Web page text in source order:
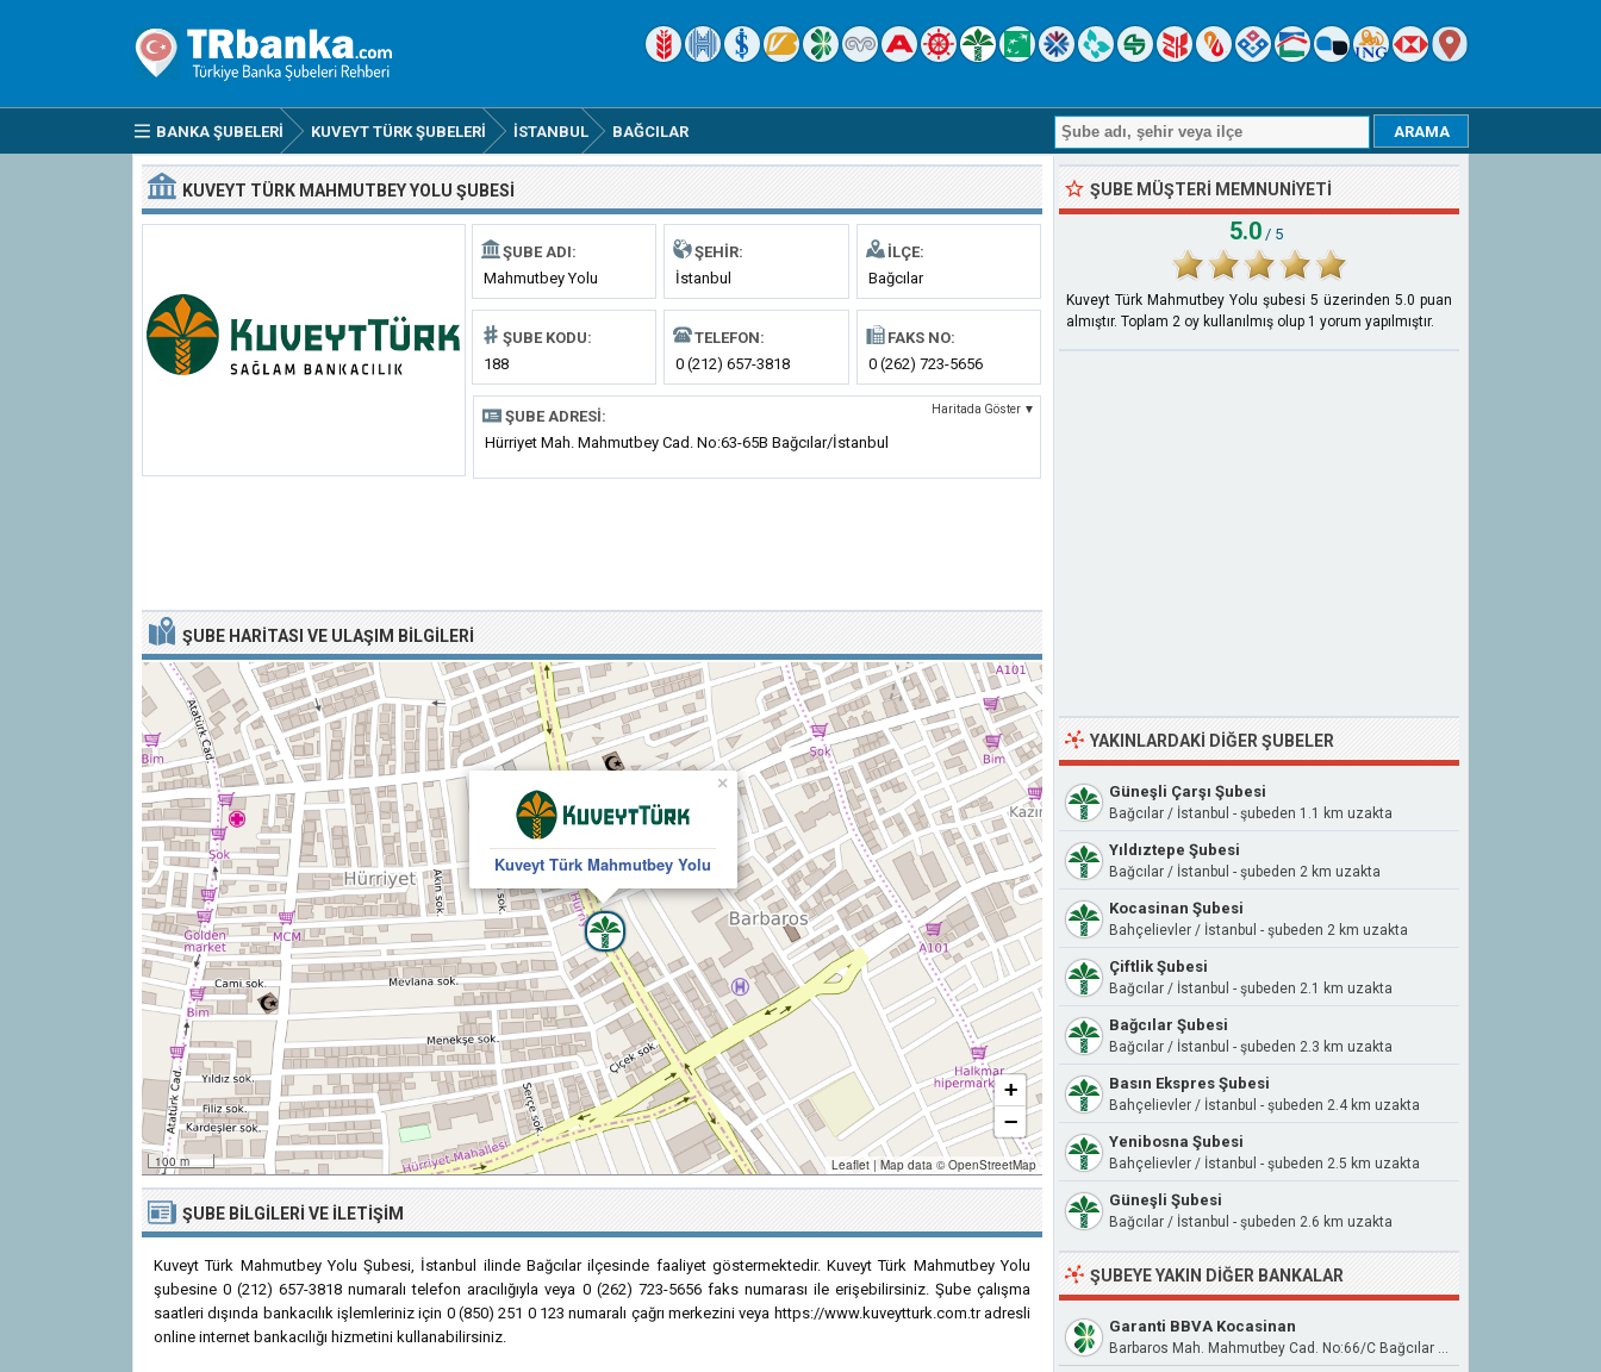
BANKA ŞUBELERI KUVEYT TÜRK ŞUBELERI İSTANBUL BAĞCILAR
KUVEYT TÜRK MAHMUTBEY YOLU ŞUBESI
ŞUBE ADI:
Mahmutbey Yolu
ŞEHIR:
İstanbul
İLÇE:
Bağcılar
ŞUBE KODU:
188
TELEFON:
0 (212) 657-3818
FAKS NO:
0 (262) 723-5656
ŞUBE ADRESI: Haritada Göster ▼
Hürriyet Mah. Mahmutbey Cad. No:63-65B Bağcılar/İstanbul
ŞUBE HARITASI VE ULAŞIM BILGILERI
Kuveyt Türk Mahmutbey Yolu
×
100 m
+
−
Leaflet | Map data ©OpenStreetMap
ŞUBE BILGILERI VE İLETIŞIM
Kuveyt Türk Mahmutbey Yolu Şubesi, İstanbul ilinde Bağcılar ilçesinde faaliyet göstermektedir. Kuveyt Türk Mahmutbey Yolu
şubesine 0 (212) 657-3818 numaralı telefon aracılığıyla veya 0 (262) 723-5656 faks numarası ile erişebilirsiniz. Şube çalışma
saatleri dışında bankacılık işlemleriniz için 0 (850) 251 0 123 numaralı çağrı merkezini veya https://www.kuveytturk.com.tr adresli
online internet bankacılığı hizmetini kullanabilirsiniz.
ŞUBE MÜŞTERI MEMNUNIYETI
5.0 / 5
Kuveyt Türk Mahmutbey Yolu şubesi 5 üzerinden 5.0 puan
almıştır. Toplam 2 oy kullanılmış olup 1 yorum yapılmıştır.
YAKINLARDAKI DIĞER ŞUBELER
Güneşli Çarşı Şubesi
Bağcılar / İstanbul - şubeden 1.1 km uzakta
Yıldıztepe Şubesi
Bağcılar / İstanbul - şubeden 2 km uzakta
Kocasinan Şubesi
Bahçelievler / İstanbul - şubeden 2 km uzakta
Çiftlik Şubesi
Bağcılar / İstanbul - şubeden 2.1 km uzakta
Bağcılar Şubesi
Bağcılar / İstanbul - şubeden 2.3 km uzakta
Basın Ekspres Şubesi
Bahçelievler / İstanbul - şubeden 2.4 km uzakta
Yenibosna Şubesi
Bahçelievler / İstanbul - şubeden 2.5 km uzakta
Güneşli Şubesi
Bağcılar / İstanbul - şubeden 2.6 km uzakta
ŞUBEYE YAKIN DIĞER BANKALAR
Garanti BBVA Kocasinan
Barbaros Mah. Mahmutbey Cad. No:66/C Bağcılar / İstanbul